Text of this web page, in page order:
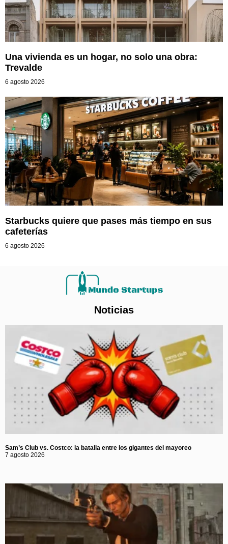
Una vivienda es un hogar, no solo una obra:
Trevalde
6 agosto 2026
Starbucks quiere que pases más tiempo en sus
cafeterías
6 agosto 2026
Noticias
Sam’s Club vs. Costco: la batalla entre los gigantes del mayoreo
7 agosto 2026